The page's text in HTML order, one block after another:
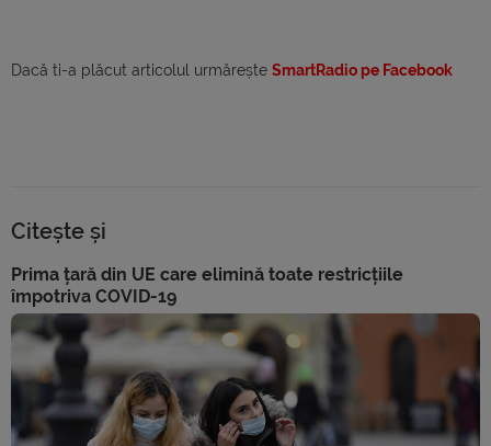
Dacă ti-a plăcut articolul urmărește SmartRadio pe Facebook
Citește și
Prima țară din UE care elimină toate restricțiile
împotriva COVID-19